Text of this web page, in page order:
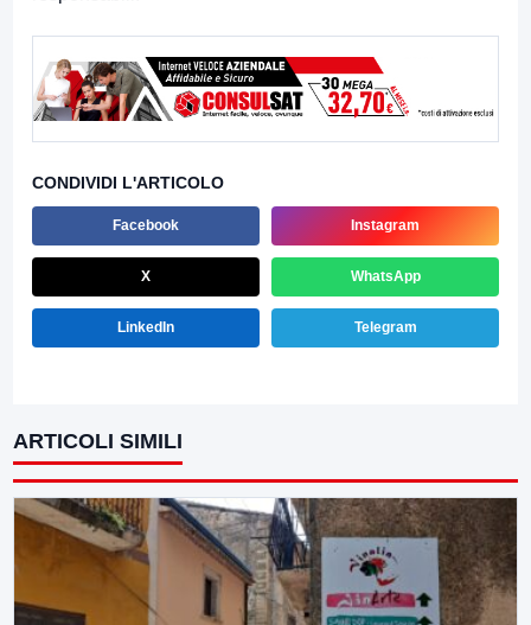
CONDIVIDI L'ARTICOLO
Facebook Instagram
X WhatsApp
LinkedIn Telegram
ARTICOLI SIMILI